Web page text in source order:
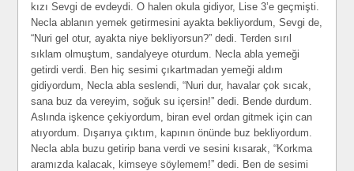
kızı Sevgi de evdeydi. O halen okula gidiyor, Lise 3’e geçmişti.
Necla ablanın yemek getirmesini ayakta bekliyordum, Sevgi de,
“Nuri gel otur, ayakta niye bekliyorsun?” dedi. Terden sırıl
sıklam olmuştum, sandalyeye oturdum. Necla abla yemeği
getirdi verdi. Ben hiç sesimi çıkartmadan yemeği aldım
gidiyordum, Necla abla seslendi, “Nuri dur, havalar çok sıcak,
sana buz da vereyim, soğuk su içersin!” dedi. Bende durdum.
Aslında işkence çekiyordum, biran evel ordan gitmek için can
atıyordum. Dışarıya çıktım, kapının önünde buz bekliyordum.
Necla abla buzu getirip bana verdi ve sesini kısarak, “Korkma
aramızda kalacak, kimseye söylemem!” dedi. Ben de sesimi